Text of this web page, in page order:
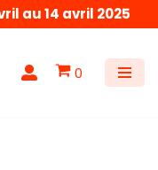
au 14 avril 2025
0